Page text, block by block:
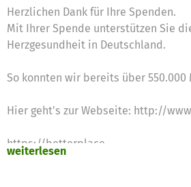
Herzlichen Dank für Ihre Spenden.
Mit Ihrer Spende unterstützen Sie
Herzgesundheit in Deutschland.
So konnten wir bereits über 550.000
Hier geht's zur Webseite: http://
https://betterplace-
weiterlesen